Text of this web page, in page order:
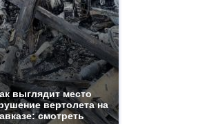
выглядит место
вертолета на
смотреть